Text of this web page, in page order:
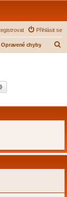
Přihlásit se
Opravené chyby